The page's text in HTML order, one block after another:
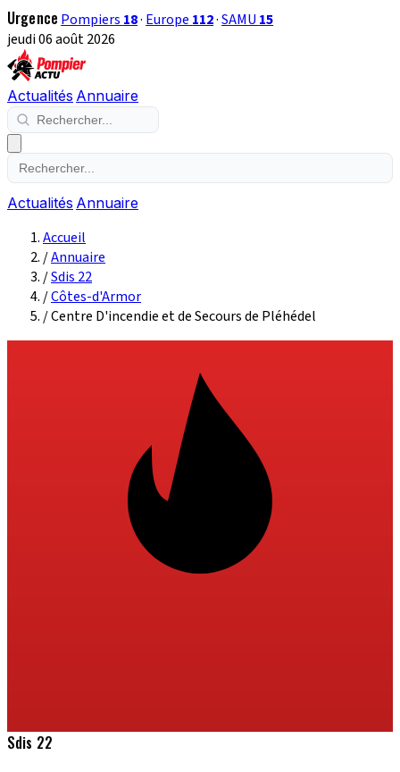
Urgence Pompiers 18· Europe 112·SAMU 15
jeudi 06 août 2026
Actualités Annuaire
Actualités Annuaire
Accueil
/Annuaire
/Sdis 22
/Côtes-d'Armor
/Centre D'incendie et de Secours de Pléhédel
Sdis 22